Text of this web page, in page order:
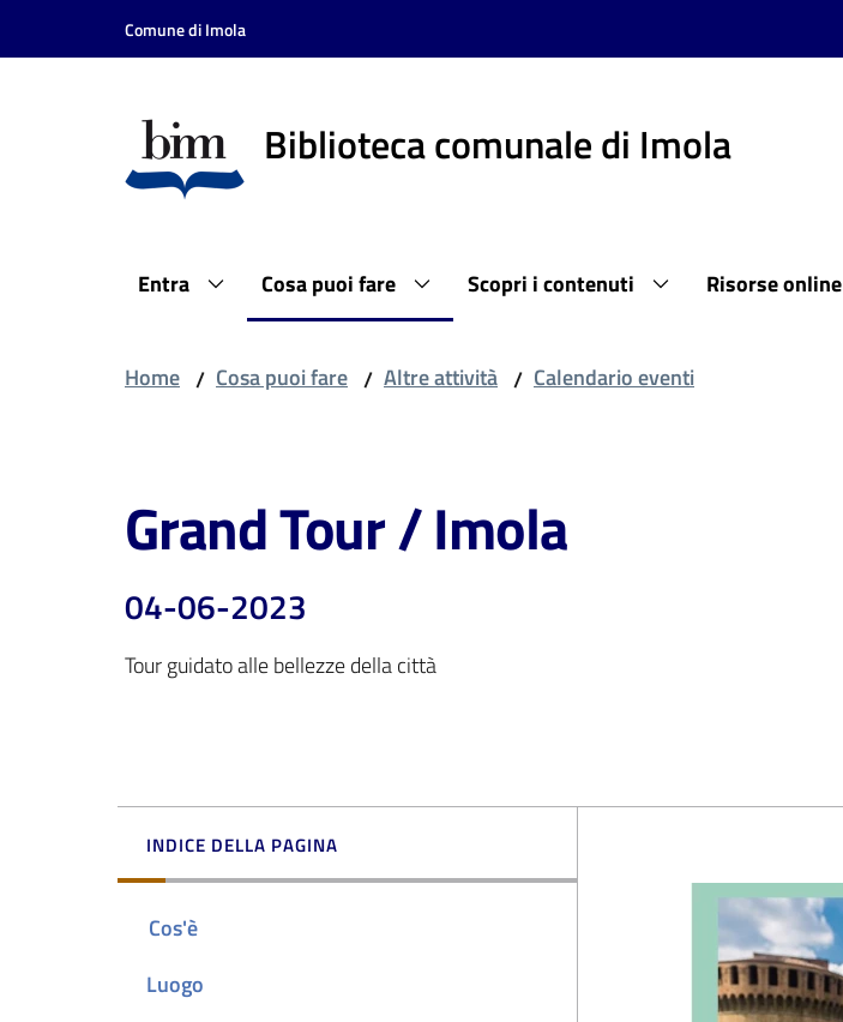
Vai al contenuto
Vai alla navigazione
Comune di Imola
Biblioteca comunale di Imola
Entra Cosa puoi fare Scopri i contenuti Risorse online
Home / Cosa puoi fare / Altre attività / Calendario eventi
Grand Tour / Imola
04-06-2023
Tour guidato alle bellezze della città
INDICE DELLA PAGINA
Cos'è
Luogo